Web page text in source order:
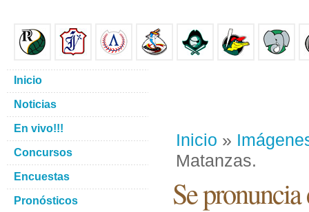
Inicio »
Matanzas.
Se
Inicio
Noticias
En vivo!!!
Concursos
Encuestas
Pronósticos